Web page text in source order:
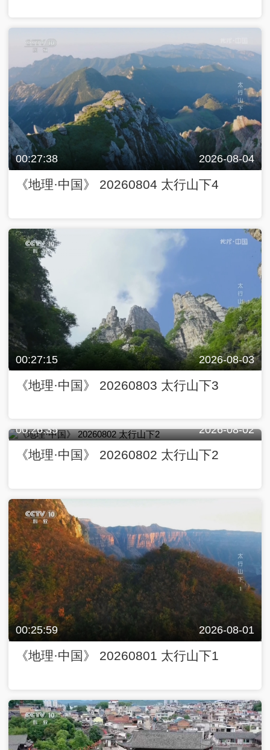
00:27:38 2026-08-04
《地理·中国》 20260804 太行山下4
00:27:15 2026-08-03
《地理·中国》 20260803 太行山下3
00:26:35 2026-08-02
《地理·中国》 20260802 太行山下2
00:25:59 2026-08-01
《地理·中国》 20260801 太行山下1